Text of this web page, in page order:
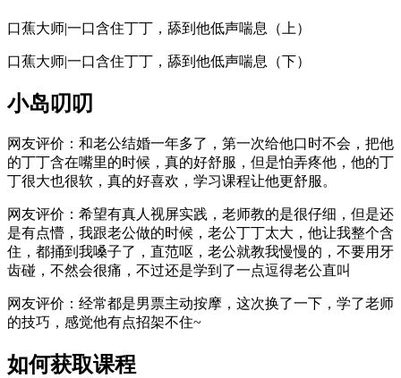
口蕉大师|一口含住丁丁，舔到他低声喘息（上）
口蕉大师|一口含住丁丁，舔到他低声喘息（下）
小岛叨叨
网友评价：和老公结婚一年多了，第一次给他口时不会，把他
的丁丁含在嘴里的时候，真的好舒服，但是怕弄疼他，他的丁
丁很大也很软，真的好喜欢，学习课程让他更舒服。
网友评价：希望有真人视屏实践，老师教的是很仔细，但是还
是有点懵，我跟老公做的时候，老公丁丁太大，他让我整个含
住，都捅到我嗓子了，直范呕，老公就教我慢慢的，不要用牙
齿碰，不然会很痛，不过还是学到了一点逗得老公直叫
网友评价：经常都是男票主动按摩，这次换了一下，学了老师
的技巧，感觉他有点招架不住~
如何获取课程